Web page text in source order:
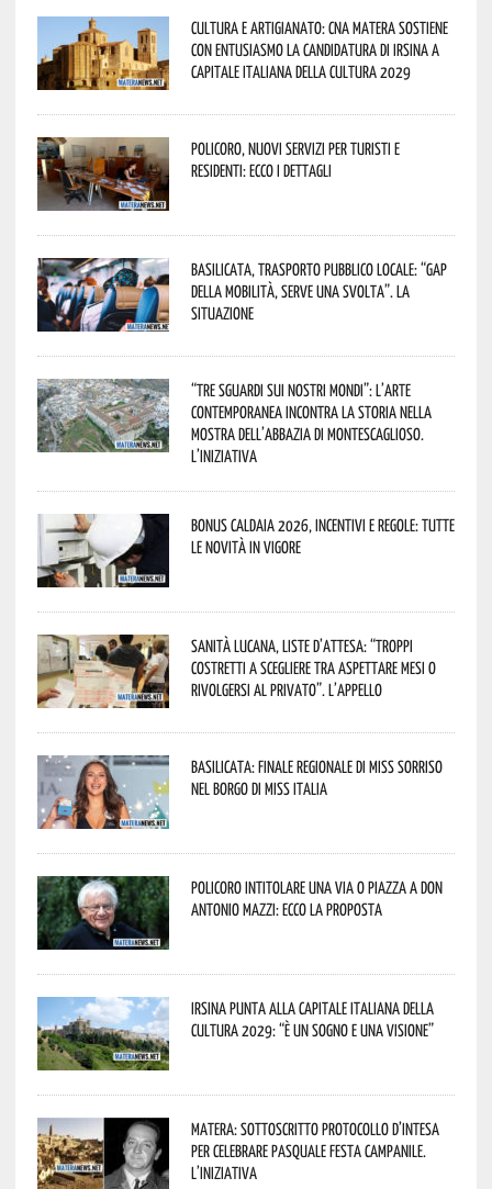
Cultura e Artigianato: CNA Matera sostiene
con entusiasmo la candidatura di Irsina a
Capitale Italiana della Cultura 2029
Policoro, nuovi servizi per turisti e
residenti: ecco i dettagli
Basilicata, trasporto pubblico locale: “Gap
della mobilità, serve una svolta”. La
situazione
“Tre Sguardi sui Nostri Mondi”: l’arte
contemporanea incontra la storia nella
mostra dell’Abbazia di Montescaglioso.
L’iniziativa
Bonus caldaia 2026, incentivi e regole: tutte
le novità in vigore
Sanità lucana, liste d’attesa: “Troppi
costretti a scegliere tra aspettare mesi o
rivolgersi al privato”. L’appello
Basilicata: finale regionale di Miss Sorriso
nel borgo di Miss Italia
Policoro intitolare una via o piazza a don
Antonio Mazzi: ecco la proposta
Irsina punta alla Capitale italiana della
Cultura 2029: “È un sogno e una visione”
Matera: sottoscritto protocollo d’intesa
per celebrare Pasquale Festa Campanile.
L’iniziativa